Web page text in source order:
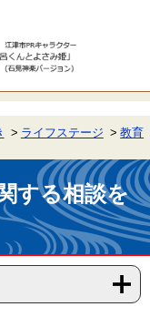
ライフステージ 教育
する相談を